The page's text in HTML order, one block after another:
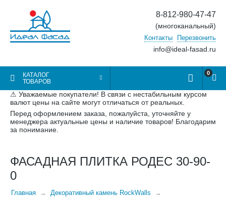
8-812-980-47-47
(многоканальный)
Контакты Перезвонить
info@ideal-fasad.ru
КАТАЛОГ
ТОВАРОВ
0
⚠ Уважаемые покупатели! В связи с нестабильным курсом
валют цены на сайте могут отличаться от реальных.
Перед оформлением заказа, пожалуйста, уточняйте у
менеджера актуальные цены и наличие товаров! Благодарим
за понимание.
ФАСАДНАЯ ПЛИТКА РОДЕС 30-90-
0
Главная
Декоративный камень RockWalls